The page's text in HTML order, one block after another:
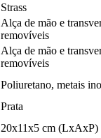
Strass
Alça de mão e
removíveis
Alça de mão e
removíveis
Poliuretano, metais
Prata
20x11x5 cm (LxAxP)